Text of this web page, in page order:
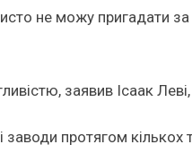
не можу пригадати за
заявив Ісаак
протягом кількох